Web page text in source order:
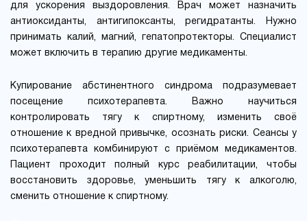
для ускорения выздоровления. Врач может назначить
антиоксиданты, антигипоксанты, регидратанты. Нужно
принимать калий, магний, гепатопротекторы. Специалист
может включить в терапию другие медикаменты.
Купирование абстинентного синдрома подразумевает
посещение психотерапевта. Важно научиться
контролировать тягу к спиртному, изменить своё
отношение к вредной привычке, осознать риски. Сеансы у
психотерапевта комбинируют с приёмом медикаментов.
Пациент проходит полный курс реабилитации, чтобы
восстановить здоровье, уменьшить тягу к алкоголю,
сменить отношение к спиртному.